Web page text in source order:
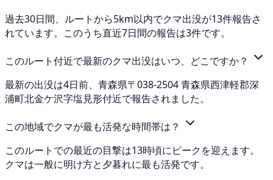
過去30日間、ルートから5km以内でクマ出没が13件報告さ
れています。このうち直近7日間の報告は3件です。
このルート付近で最新のクマ出没はいつ、どこですか？
最新の出没は4日前、青森県〒038-2504 青森県西津軽郡深
浦町北金ケ沢字塩見形付近で報告されました。
この地域でクマが最も活発な時間帯は？
このルートでの最近の目撃は13時頃にピークを迎えます。
クマは一般に明け方と夕暮れに最も活発です。